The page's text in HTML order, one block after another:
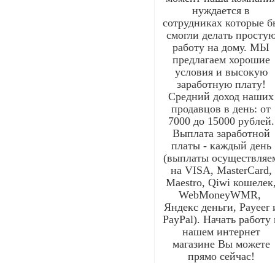
нуждается в
сотрудниках которые
смогли делать
работу на дому. МЫ
предлагаем хорошие
условия и высокую
заработную плату!
Средний доход наших
продавцов в день: от
7000 до 15000 рублей.
Выплата заработной
платы - каждый день
(выплаты
на VISA, MasterCard,
Maestro, Qiwi
WebMoneyWMR,
Яндекс деньги, Payeer
PayPal). Начать работу
нашем интернет
магазине Вы можете
прямо сейчас!